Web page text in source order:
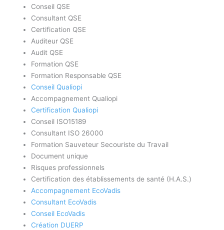
Conseil QSE
Consultant QSE
Certification QSE
Auditeur QSE
Audit QSE
Formation QSE
Formation Responsable QSE
Conseil Qualiopi
Accompagnement Qualiopi
Certification Qualiopi
Conseil ISO15189
Consultant ISO 26000
Formation Sauveteur Secouriste du Travail
Document unique
Risques professionnels
Certification des établissements de santé (H.A.S.)
Accompagnement EcoVadis
Consultant EcoVadis
Conseil EcoVadis
Création DUERP